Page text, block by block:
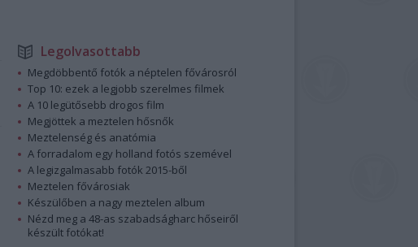
Legolvasottabb
Megdöbbentő fotók a néptelen fővárosról
Top 10: ezek a legjobb szerelmes filmek
A 10 legütősebb drogos film
Megjöttek a meztelen hősnők
Meztelenség és anatómia
A forradalom egy holland fotós szemével
A legizgalmasabb fotók 2015-ből
Meztelen fővárosiak
Készülőben a nagy meztelen album
Nézd meg a 48-as szabadságharc hőseiről
készült fotókat!